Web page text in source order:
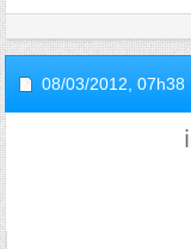
08/03/2012, 07h38